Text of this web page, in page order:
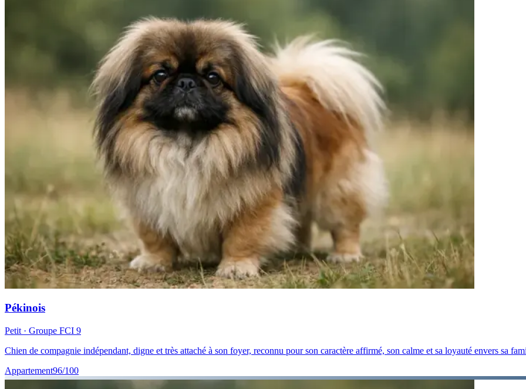
Pékinois
Petit · Groupe FCI 9
Chien de compagnie indépendant, digne et très attaché à son foyer, reconnu pour son caractère affirmé, son calme et sa loyauté envers sa
Appartement96/100